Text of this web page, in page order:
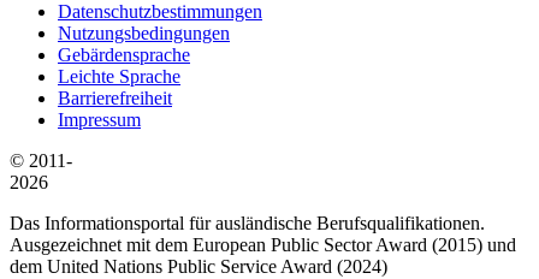
Datenschutzbestimmungen
Nutzungsbedingungen
Gebärdensprache
Leichte Sprache
Barrierefreiheit
Impressum
© 2011-
2026
Das Informationsportal für ausländische Berufsqualifikationen.
Ausgezeichnet mit dem European Public Sector Award (2015) und
dem United Nations Public Service Award (2024)